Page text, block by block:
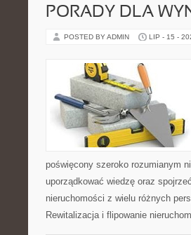
PORADY DLA
POSTED BY ADMIN LIP - 15 -
poświęcony szeroko rozumianym
uporządkować wiedzę oraz
nieruchomości z wielu różnych
Rewitalizacja i flipowanie